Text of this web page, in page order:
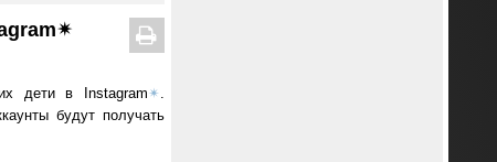
дети в Instagram✴ .
будут получать